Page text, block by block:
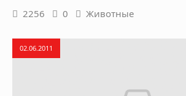
2256 0 Животные
02.06.2011